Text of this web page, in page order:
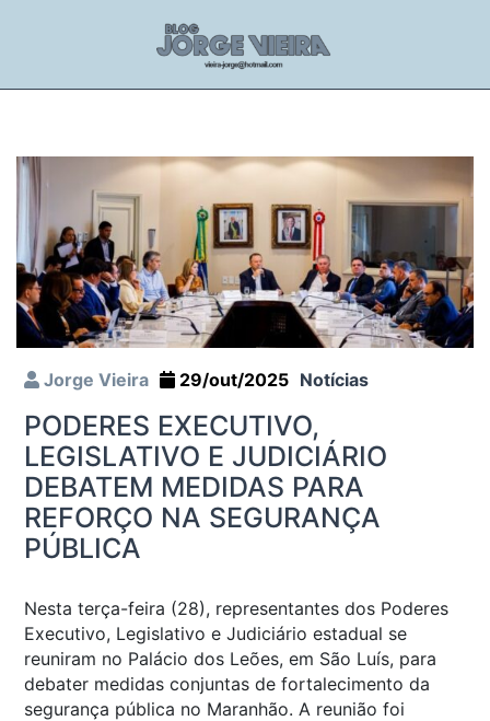
Jorge Vieira 29/out/2025 Notícias
PODERES EXECUTIVO,
LEGISLATIVO E JUDICIÁRIO
DEBATEM MEDIDAS PARA
REFORÇO NA SEGURANÇA
PÚBLICA
Nesta terça-feira (28), representantes dos Poderes
Executivo, Legislativo e Judiciário estadual se
reuniram no Palácio dos Leões, em São Luís, para
debater medidas conjuntas de fortalecimento da
segurança pública no Maranhão. A reunião foi